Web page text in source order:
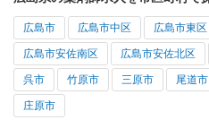
広島市 広島市中区 広島市東区
広島市安佐南区 広島市安佐北区
呉市 竹原市 三原市 尾道市
庄原市